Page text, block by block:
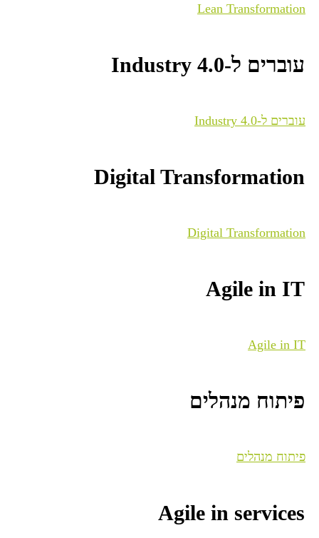
Lean Transformation
עוברים ל-Industry 4.0
עוברים ל-Industry 4.0
Digital Transformation
Digital Transformation
Agile in IT
Agile in IT
פיתוח מנהלים
פיתוח מנהלים
Agile in services